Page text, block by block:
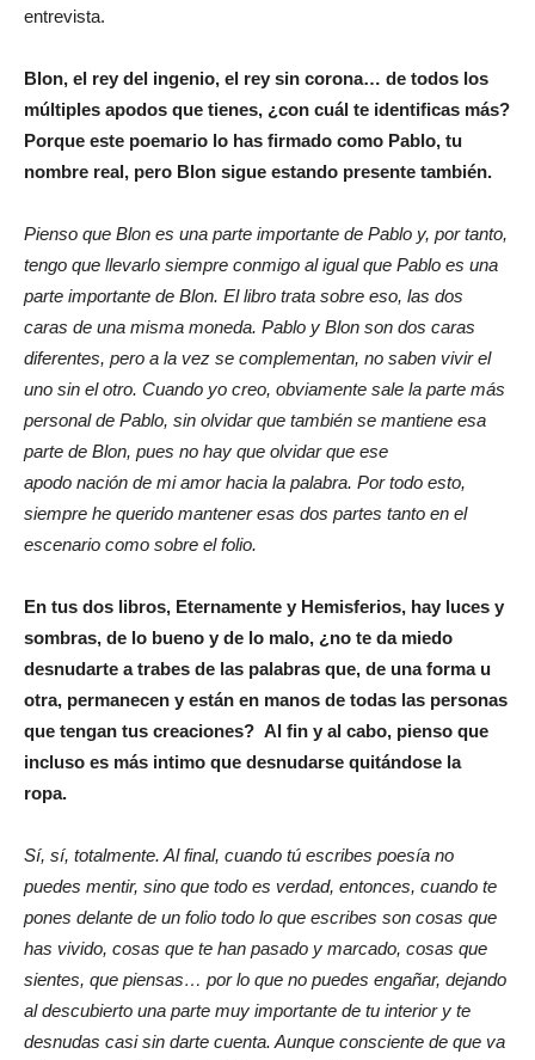
entrevista.
Blon, el rey del ingenio, el rey sin corona… de todos los
múltiples apodos que tienes, ¿con cuál te identificas más?
Porque este poemario lo has firmado como Pablo, tu
nombre real, pero Blon sigue estando presente también.
Pienso que Blon es una parte importante de Pablo y, por tanto,
tengo que llevarlo siempre conmigo al igual que Pablo es una
parte importante de Blon. El libro trata sobre eso, las dos
caras de una misma moneda. Pablo y Blon son dos caras
diferentes, pero a la vez se complementan, no saben vivir el
uno sin el otro. Cuando yo creo, obviamente sale la parte más
personal de Pablo, sin olvidar que también se mantiene esa
parte de Blon, pues no hay que olvidar que ese
apodo nación de mi amor hacia la palabra. Por todo esto,
siempre he querido mantener esas dos partes tanto en el
escenario como sobre el folio.
En tus dos libros, Eternamente y Hemisferios, hay luces y
sombras, de lo bueno y de lo malo, ¿no te da miedo
desnudarte a trabes de las palabras que, de una forma u
otra, permanecen y están en manos de todas las personas
que tengan tus creaciones? Al fin y al cabo, pienso que
incluso es más intimo que desnudarse quitándose la
ropa.
Sí, sí, totalmente. Al final, cuando tú escribes poesía no
puedes mentir, sino que todo es verdad, entonces, cuando te
pones delante de un folio todo lo que escribes son cosas que
has vivido, cosas que te han pasado y marcado, cosas que
sientes, que piensas… por lo que no puedes engañar, dejando
al descubierto una parte muy importante de tu interior y te
desnudas casi sin darte cuenta. Aunque consciente de que va